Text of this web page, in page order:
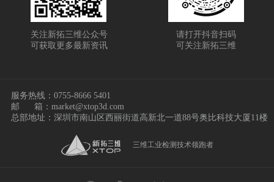
关注新拓三维公众号
可获取更多最新资讯
请打开抖音扫码
可关注新拓三维
三维工业检测技术领跑者
服务热线： 0755-8666 5401
邮
箱：market@xtop3d.com
总部地址：深圳市南山区西丽街道高新北一道88号奥比科技大厦11楼